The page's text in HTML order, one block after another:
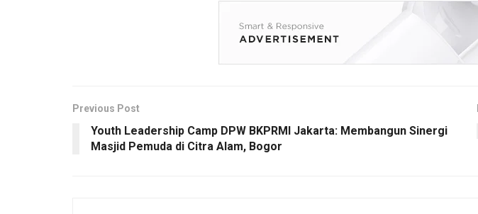
Previous Post
Youth Leadership Camp DPW BKPRMI Jakarta: Membangun Sinergi
Masjid Pemuda di Citra Alam, Bogor